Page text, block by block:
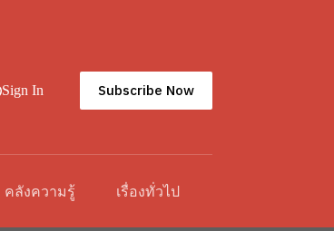
Sign In Subscribe Now
คลังความรู้ เรื่องทั่วไป